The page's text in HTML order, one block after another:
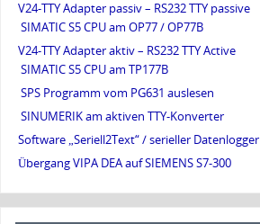
V24-TTY Adapter passiv – RS232 TTY passive
SIMATIC S5 CPU am OP77 / OP77B
V24-TTY Adapter aktiv – RS232 TTY Active
SIMATIC S5 CPU am TP177B
SPS Programm vom PG631 auslesen
SINUMERIK am aktiven TTY-Konverter
Software „Seriell2Text“ / serieller Datenlogger
Übergang VIPA DEA auf SIEMENS S7-300